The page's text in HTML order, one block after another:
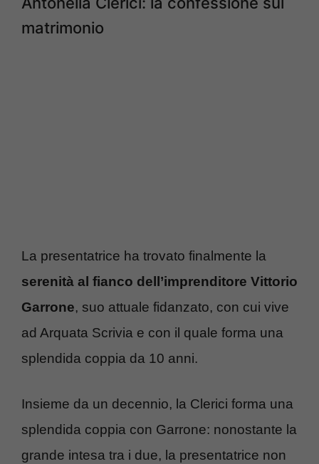
matrimonio
La presentatrice ha trovato finalmente la
serenità al fianco dell’imprenditore Vittorio
Garrone, suo attuale fidanzato, con cui vive
ad Arquata Scrivia e con il quale forma una
splendida coppia da 10 anni.
Insieme da un decennio, la Clerici forma una
splendida coppia con Garrone: nonostante la
grande intesa tra i due, la presentatrice non